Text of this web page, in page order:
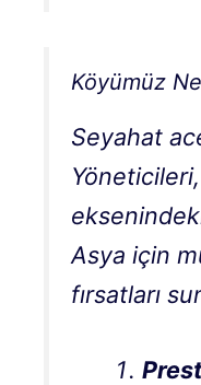
Köyümüz
Seyahat
Asya için
fırsatları